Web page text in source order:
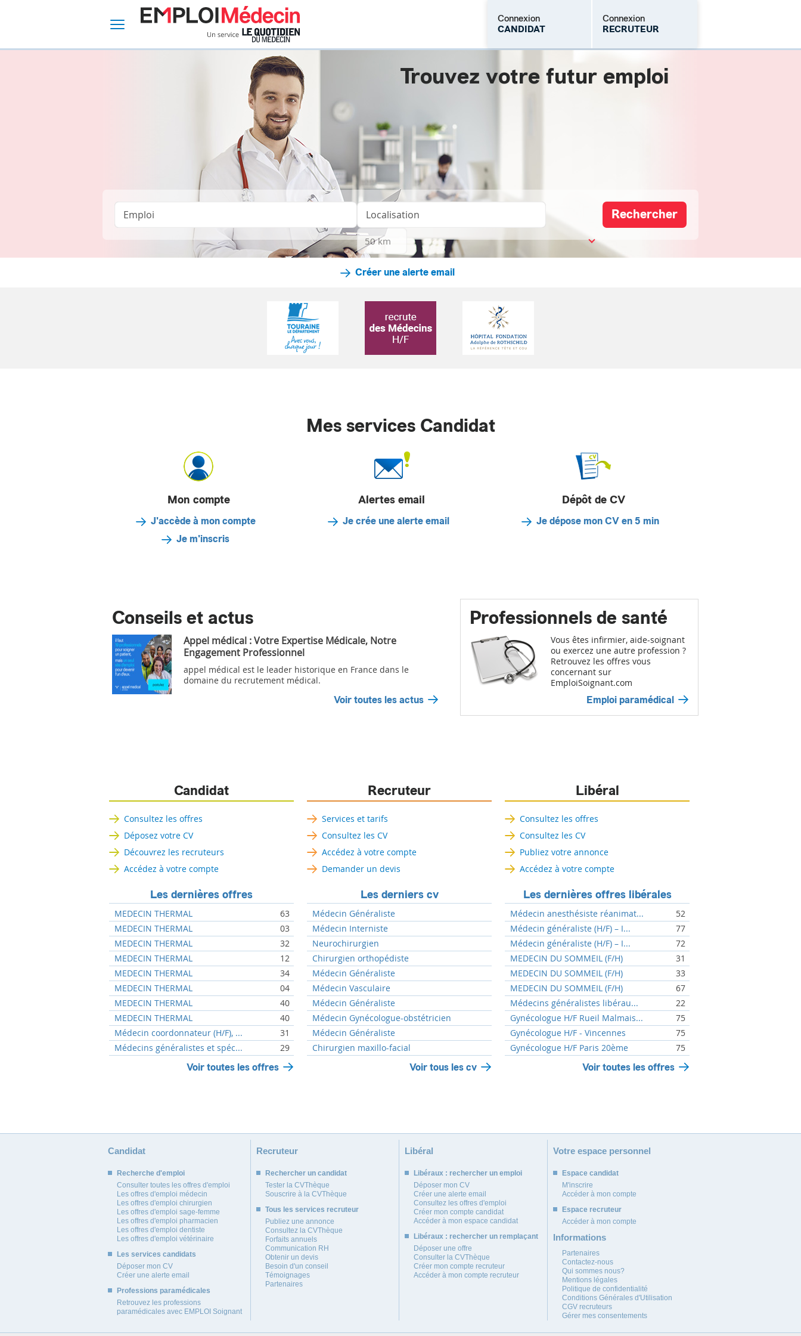
Connexion
CANDIDAT
Connexion
RECRUTEUR
M'inscrire Mot de passe oublié
Trouvez votre futur emploi
Créer une alerte email
Mes services Candidat
Mon compte
J'accède à mon compte
Je m'inscris
Alertes email
Je crée une alerte email
Dépôt de CV
Je dépose mon CV en 5 min
Conseils et actus
Appel médical : Votre Expertise Médicale, Notre
Engagement Professionnel
appel médical est le leader historique en France dans le
domaine du recrutement médical.
Voir toutes les actus
Professionnels de santé
Vous êtes infirmier, aide-soignant
ou exercez une autre profession ?
Retrouvez les offres vous
concernant sur
EmploiSoignant.com
Emploi paramédical
Candidat
Consultez les offres
Déposez votre CV
Découvrez les recruteurs
Accédez à votre compte
Les dernières offres
MEDECIN THERMAL
63
MEDECIN THERMAL
03
MEDECIN THERMAL
32
MEDECIN THERMAL
12
MEDECIN THERMAL
34
MEDECIN THERMAL
04
MEDECIN THERMAL
40
MEDECIN THERMAL
40
Médecin coordonnateur (H/F), ...
31
Médecins généralistes et spéc...
29
Voir toutes les offres
Recruteur
Services et tarifs
Consultez les CV
Accédez à votre compte
Demander un devis
Les derniers cv
Médecin Généraliste
Médecin Interniste
Neurochirurgien
Chirurgien orthopédiste
Médecin Généraliste
Médecin Vasculaire
Médecin Généraliste
Médecin Gynécologue-obstétricien
Médecin Généraliste
Chirurgien maxillo-facial
Voir tous les cv
Libéral
Consultez les offres
Consultez les CV
Publiez votre annonce
Accédez à votre compte
Les dernières offres libérales
Médecin anesthésiste réanimat...
52
Médecin généraliste (H/F) – I...
77
Médecin généraliste (H/F) – I...
72
MEDECIN DU SOMMEIL (F/H)
31
MEDECIN DU SOMMEIL (F/H)
33
MEDECIN DU SOMMEIL (F/H)
67
Médecins généralistes libérau...
22
Gynécologue H/F Rueil Malmais...
75
Gynécologue H/F - Vincennes
75
Gynécologue H/F Paris 20ème
75
Voir toutes les offres
Candidat
Recherche d'emploi
Consulter toutes les offres d'emploi
Les offres d'emploi médecin
Les offres d'emploi chirurgien
Les offres d'emploi sage-femme
Les offres d'emploi pharmacien
Les offres d'emploi dentiste
Les offres d'emploi vétérinaire
Les services candidats
Déposer mon CV
Créer une alerte email
Professions paramédicales
Retrouvez les professions
paramédicales avec EMPLOI Soignant
Recruteur
Rechercher un candidat
Tester la CVThèque
Souscrire à la CVThèque
Tous les services recruteur
Publiez une annonce
Consultez la CVThèque
Forfaits annuels
Communication RH
Obtenir un devis
Besoin d'un conseil
Témoignages
Partenaires
Libéral
Libéraux : rechercher un emploi
Déposer mon CV
Créer une alerte email
Consultez les offres d'emploi
Créer mon compte candidat
Accéder à mon espace candidat
Libéraux : rechercher un remplaçant
Déposer une offre
Consulter la CVThèque
Créer mon compte recruteur
Accéder à mon compte recruteur
Votre espace personnel
Espace candidat
M'inscrire
Accéder à mon compte
Espace recruteur
Accéder à mon compte
Informations
Partenaires
Contactez-nous
Qui sommes nous?
Mentions légales
Politique de confidentialité
Conditions Générales d'Utilisation
CGV recruteurs
Gérer mes consentements